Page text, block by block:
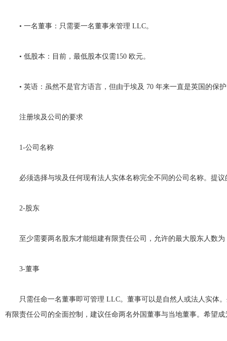
• 一名董事：只需要一名董事来管理 LLC。
• 低股本：目前，最低股本仅需150 欧元。
• 英语：虽然不是官方语言，但由于埃及 70 年来一直是英国的保
注册埃及公司的要求
1-公司名称
必须选择与埃及任何现有法人实体名称完全不同的公司名称。提
2-股东
至少需要两名股东才能组建有限责任公司，允许的最大股东人数
3-董事
只需任命一名董事即可管理 LLC。董事可以是自然人或法人实体
有限责任公司的全面控制，建议任命两名外国董事与当地董事。希望